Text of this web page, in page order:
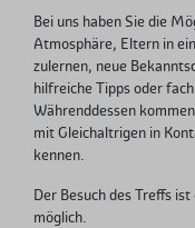
Bei uns haben Sie die
Atmosphäre, Eltern in
zulernen, neue
hilfreiche Tipps oder
Währenddessen
mit Gleichaltrigen in
kennen.
Der Besuch des Treffs
möglich.